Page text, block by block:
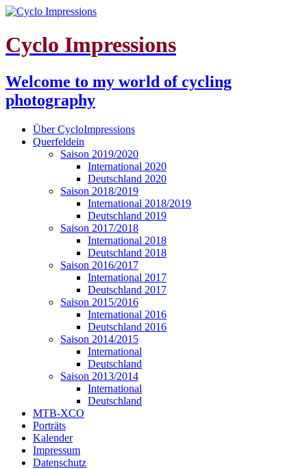
Cyclo Impressions
Welcome to my world of cycling
photography
Über CycloImpressions
Querfeldein
Saison 2019/2020
International 2020
Deutschland 2020
Saison 2018/2019
International 2018/2019
Deutschland 2019
Saison 2017/2018
International 2018
Deutschland 2018
Saison 2016/2017
International 2017
Deutschland 2017
Saison 2015/2016
International 2016
Deutschland 2016
Saison 2014/2015
International
Deutschland
Saison 2013/2014
International
Deutschland
MTB-XCO
Porträts
Kalender
Impressum
Datenschutz